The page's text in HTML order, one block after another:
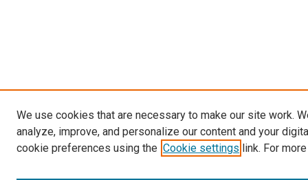
We use cookies that are necessary to make our site work.
analyze, improve, and personalize our content and your
cookie preferences using the Cookie settings link. For